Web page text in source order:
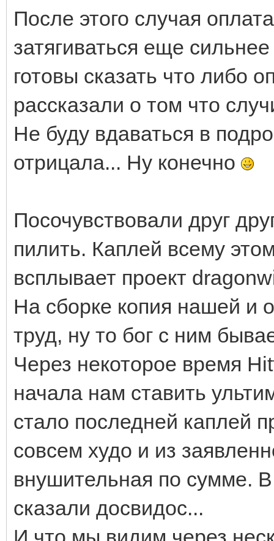
После этого случая
затягиваться еще
готовы сказать что либо
рассказали о том что
Не буду вдаваться в
отрицала... Ну конечно
Посочувствовали друг
пилить. Каплей всему
всплывает проект
На сборке копия нашей и
труд, ну то бог с ним
Через некоторое время
начала нам ставить
стало последней каплей
совсем худо и из
внушительная по сумме.
сказали досвидос...